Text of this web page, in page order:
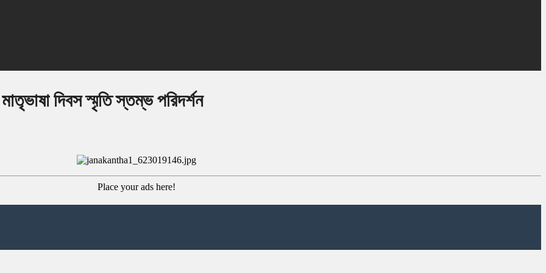
দিবস স্মৃতি স্তম্ভ পরিদর্শন
Place your ads here!